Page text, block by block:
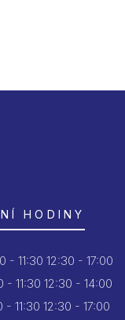
HODINY
- 11:30 12:30 - 17:00
- 11:30 12:30 - 14:00
- 11:30 12:30 - 17:00